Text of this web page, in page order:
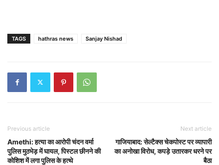
TAGS hathras news Sanjay Nishad
Previous article
Amethi: हत्या का आरोपी चंदन वर्मा
पुलिस मुठभेड़ में घायल, पिस्टल छीनने की
कोशिश में लगा पुलिस के हत्थे
Next article
गाजियाबाद: सेल्टैक्स चेकपोस्ट पर व्यापारी
का अनोखा विरोध, कपड़े उतारकर धरने पर
बैठा